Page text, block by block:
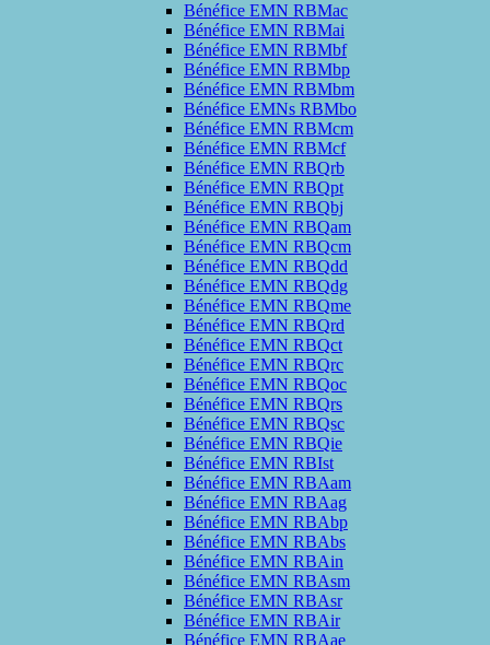
Bénéfice EMN RBMac
Bénéfice EMN RBMai
Bénéfice EMN RBMbf
Bénéfice EMN RBMbp
Bénéfice EMN RBMbm
Bénéfice EMNs RBMbo
Bénéfice EMN RBMcm
Bénéfice EMN RBMcf
Bénéfice EMN RBQrb
Bénéfice EMN RBQpt
Bénéfice EMN RBQbj
Bénéfice EMN RBQam
Bénéfice EMN RBQcm
Bénéfice EMN RBQdd
Bénéfice EMN RBQdg
Bénéfice EMN RBQme
Bénéfice EMN RBQrd
Bénéfice EMN RBQct
Bénéfice EMN RBQrc
Bénéfice EMN RBQoc
Bénéfice EMN RBQrs
Bénéfice EMN RBQsc
Bénéfice EMN RBQie
Bénéfice EMN RBIst
Bénéfice EMN RBAam
Bénéfice EMN RBAag
Bénéfice EMN RBAbp
Bénéfice EMN RBAbs
Bénéfice EMN RBAin
Bénéfice EMN RBAsm
Bénéfice EMN RBAsr
Bénéfice EMN RBAir
Bénéfice EMN RBAae